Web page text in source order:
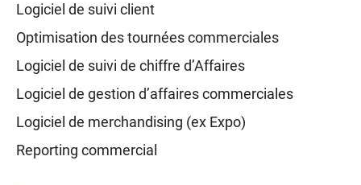
Logiciel de suivi client
Optimisation des tournées commerciales
Logiciel de suivi de chiffre d’Affaires
Logiciel de gestion d’affaires commerciales
Logiciel de merchandising (ex Expo)
Reporting commercial